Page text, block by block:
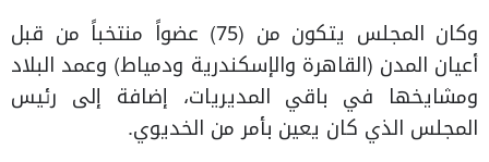
وكان المجلس يتكون من (75) عضواً منتخباً من قبل
أعيان المدن (القاهرة والإسكندرية ودمياط) وعمد البلاد
ومشايخها في باقي المديريات، إضافة إلى رئيس
المجلس الذي كان يعين بأمر من الخديوي.